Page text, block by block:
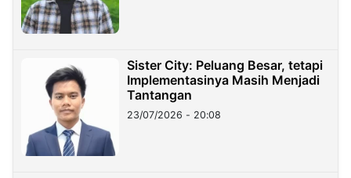
Sister City: Peluang Besar, tetapi
Implementasinya Masih Menjadi
Tantangan
23/07/2026 - 20:08